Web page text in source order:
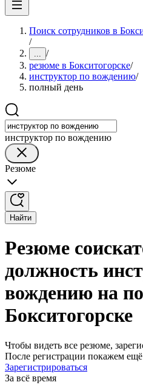
Поиск сотрудников в
/
... /
резюме в Бокситогорске/
инструктор по вождению/
полный день
инструктор по вождению
Резюме
Найти
Резюме
должность
вождению на
Бокситогорске
Чтобы видеть все резюме,
После регистрации покажем
Зарегистрироваться
За всё время